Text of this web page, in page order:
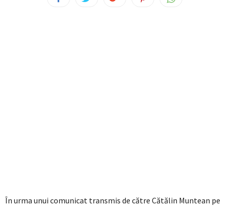
În urma unui comunicat transmis de către Cătălin Muntean pe